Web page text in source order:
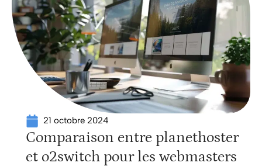
21 octobre 2024
Comparaison entre planethoster
et o2switch pour les webmasters